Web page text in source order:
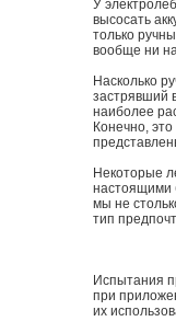
У
высосать
только
вообще ни
Насколько
застрявший
наиболее
Конечно,
Некоторые
настоящими
мы не
тип
Испытания
при
их